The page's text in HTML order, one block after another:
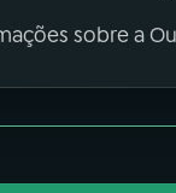
sobre a